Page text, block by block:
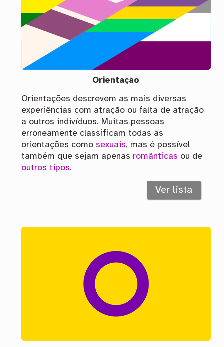
Orientação
Orientações descrevem as mais diversas
experiências com atração ou falta de atração
a outros indivíduos. Muitas pessoas
erroneamente classificam todas as
orientações como sexuais, mas é possível
também que sejam apenas românticas ou de
outros tipos.
Ver lista